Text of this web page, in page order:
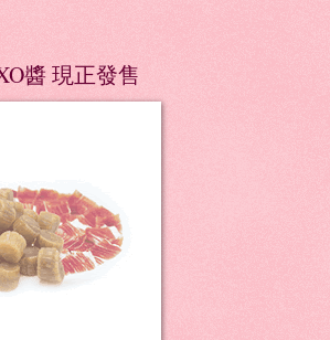
醬 現正發售